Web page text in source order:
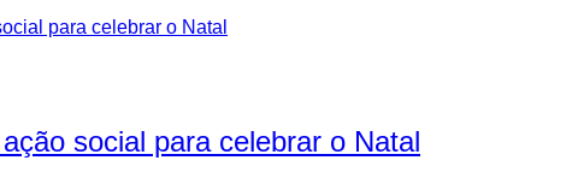
social para celebrar o Natal